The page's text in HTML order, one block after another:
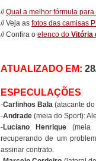
//Qual a melhor fórmula
// Veja as fotos das camisas
// Confira o elenco do Vitória
ATUALIZADO EM:
ESPECULAÇÕES
-Carlinhos Bala (atacante
-Andrade (meia do Sport):
-Luciano Henrique (meia
recuperando de um
assinar contrato.